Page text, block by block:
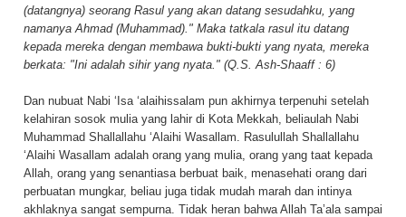
(datangnya) seorang Rasul yang akan datang sesudahku, yang
namanya Ahmad (Muhammad)." Maka tatkala rasul itu datang
kepada mereka dengan membawa bukti-bukti yang nyata, mereka
berkata: "Ini adalah sihir yang nyata." (Q.S. Ash-Shaaff : 6)
Dan nubuat Nabi ‘Isa ‘alaihissalam pun akhirnya terpenuhi setelah
kelahiran sosok mulia yang lahir di Kota Mekkah, beliaulah Nabi
Muhammad Shallallahu ‘Alaihi Wasallam. Rasulullah Shallallahu
‘Alaihi Wasallam adalah orang yang mulia, orang yang taat kepada
Allah, orang yang senantiasa berbuat baik, menasehati orang dari
perbuatan mungkar, beliau juga tidak mudah marah dan intinya
akhlaknya sangat sempurna. Tidak heran bahwa Allah Ta’ala sampai